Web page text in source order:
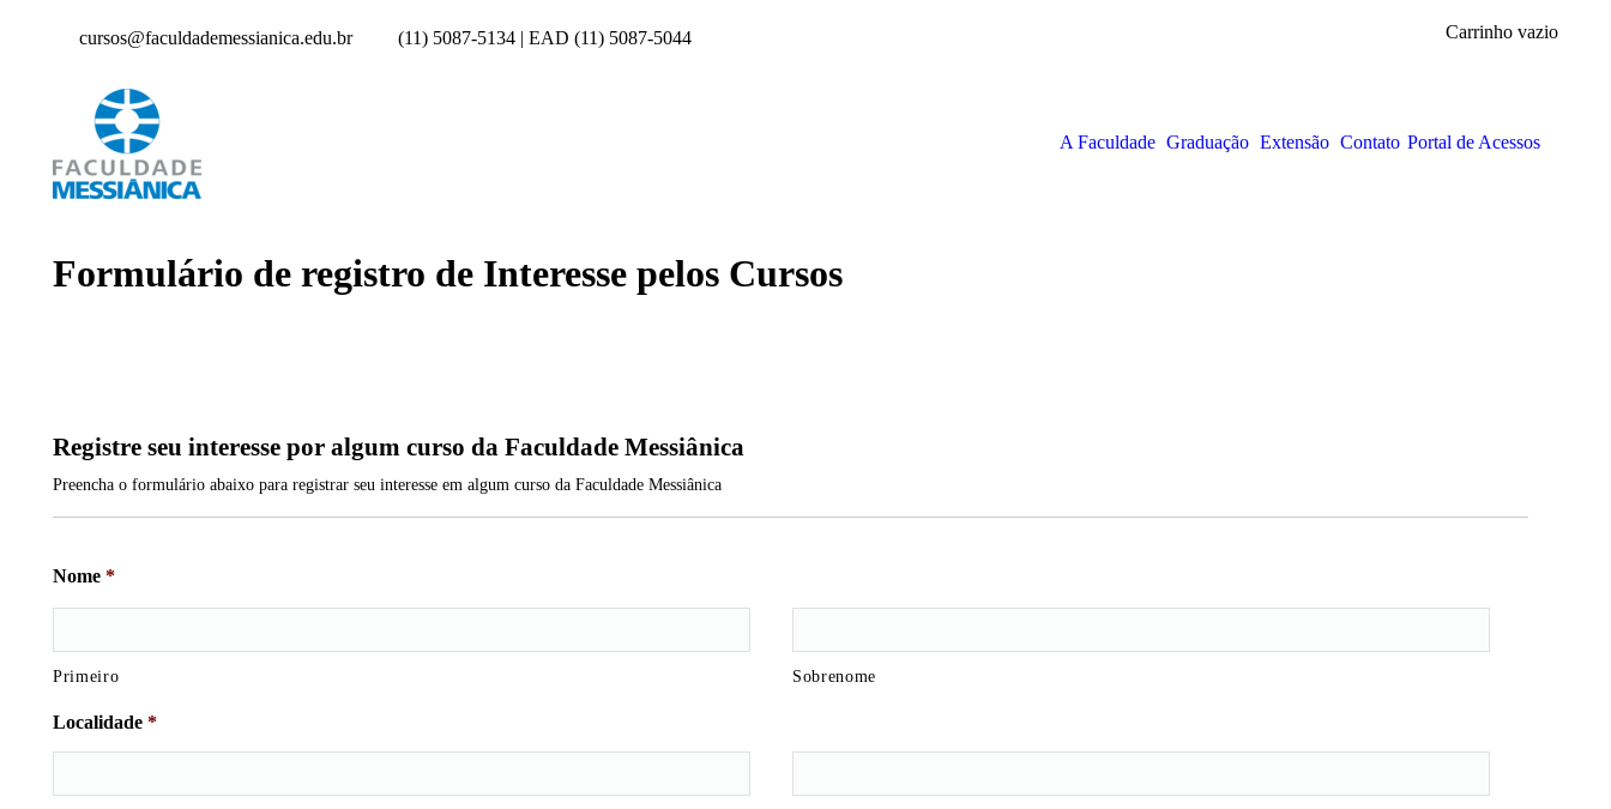
cursos@faculdademessianica.edu.br (11) 5087-5134 | EAD (11) 5087-5044 Carrinho vazio
A Faculdade Graduação Extensão Contato Portal de Acessos
Formulário de registro de Interesse pelos Cursos
Registre seu interesse por algum curso da Faculdade Messiânica
Preencha o formulário abaixo para registrar seu interesse em algum curso da Faculdade Messiânica
Nome *
Primeiro Sobrenome
Localidade *